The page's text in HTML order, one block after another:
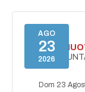
AGO
23
2026
GARA DI
TROFEO
Dom 23